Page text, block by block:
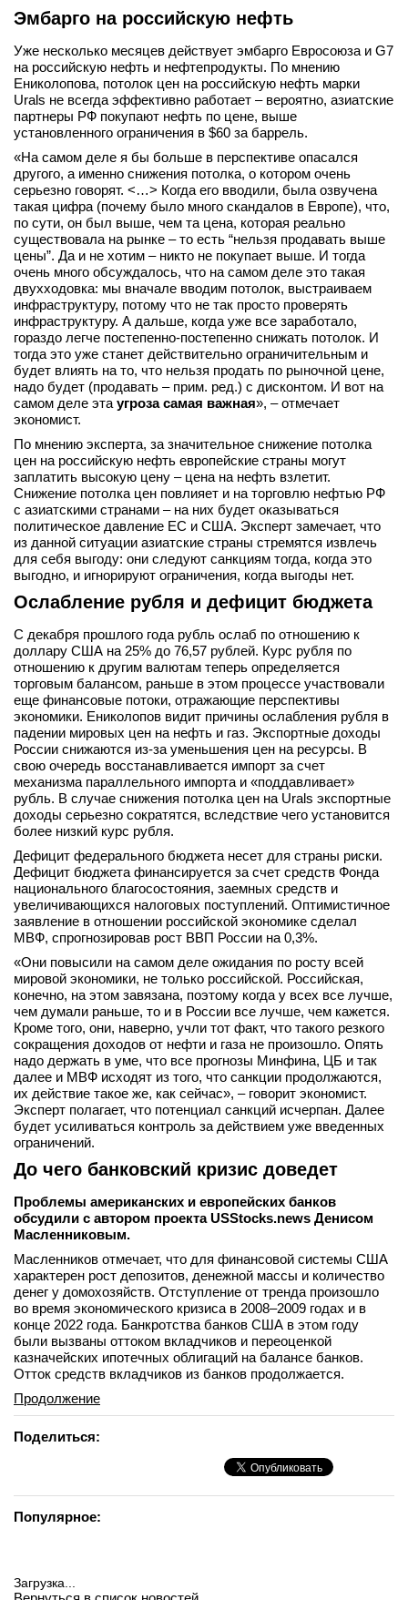
Эмбарго на российскую нефть
Уже несколько месяцев действует эмбарго Евросоюза и G7
на российскую нефть и нефтепродукты. По мнению
Ениколопова, потолок цен на российскую нефть марки
Urals не всегда эффективно работает – вероятно, азиатские
партнеры РФ покупают нефть по цене, выше
установленного ограничения в $60 за баррель.
«На самом деле я бы больше в перспективе опасался
другого, а именно снижения потолка, о котором очень
серьезно говорят. <…> Когда его вводили, была озвучена
такая цифра (почему было много скандалов в Европе), что,
по сути, он был выше, чем та цена, которая реально
существовала на рынке – то есть “нельзя продавать выше
цены”. Да и не хотим – никто не покупает выше. И тогда
очень много обсуждалось, что на самом деле это такая
двухходовка: мы вначале вводим потолок, выстраиваем
инфраструктуру, потому что не так просто проверять
инфраструктуру. А дальше, когда уже все заработало,
гораздо легче постепенно-постепенно снижать потолок. И
тогда это уже станет действительно ограничительным и
будет влиять на то, что нельзя продать по рыночной цене,
надо будет (продавать – прим. ред.) с дисконтом. И вот на
самом деле эта угроза самая важная», – отмечает
экономист.
По мнению эксперта, за значительное снижение потолка
цен на российскую нефть европейские страны могут
заплатить высокую цену – цена на нефть взлетит.
Снижение потолка цен повлияет и на торговлю нефтью РФ
с азиатскими странами – на них будет оказываться
политическое давление ЕС и США. Эксперт замечает, что
из данной ситуации азиатские страны стремятся извлечь
для себя выгоду: они следуют санкциям тогда, когда это
выгодно, и игнорируют ограничения, когда выгоды нет.
Ослабление рубля и дефицит бюджета
С декабря прошлого года рубль ослаб по отношению к
доллару США на 25% до 76,57 рублей. Курс рубля по
отношению к другим валютам теперь определяется
торговым балансом, раньше в этом процессе участвовали
еще финансовые потоки, отражающие перспективы
экономики. Ениколопов видит причины ослабления рубля в
падении мировых цен на нефть и газ. Экспортные доходы
России снижаются из-за уменьшения цен на ресурсы. В
свою очередь восстанавливается импорт за счет
механизма параллельного импорта и «поддавливает»
рубль. В случае снижения потолка цен на Urals экспортные
доходы серьезно сократятся, вследствие чего установится
более низкий курс рубля.
Дефицит федерального бюджета несет для страны риски.
Дефицит бюджета финансируется за счет средств Фонда
национального благосостояния, заемных средств и
увеличивающихся налоговых поступлений. Оптимистичное
заявление в отношении российской экономике сделал
МВФ, спрогнозировав рост ВВП России на 0,3%.
«Они повысили на самом деле ожидания по росту всей
мировой экономики, не только российской. Российская,
конечно, на этом завязана, поэтому когда у всех все лучше,
чем думали раньше, то и в России все лучше, чем кажется.
Кроме того, они, наверно, учли тот факт, что такого резкого
сокращения доходов от нефти и газа не произошло. Опять
надо держать в уме, что все прогнозы Минфина, ЦБ и так
далее и МВФ исходят из того, что санкции продолжаются,
их действие такое же, как сейчас», – говорит экономист.
Эксперт полагает, что потенциал санкций исчерпан. Далее
будет усиливаться контроль за действием уже введенных
ограничений.
До чего банковский кризис доведет
Проблемы американских и европейских банков
обсудили с автором проекта USStocks.news Денисом
Масленниковым.
Масленников отмечает, что для финансовой системы США
характерен рост депозитов, денежной массы и количество
денег у домохозяйств. Отступление от тренда произошло
во время экономического кризиса в 2008–2009 годах и в
конце 2022 года. Банкротства банков США в этом году
были вызваны оттоком вкладчиков и переоценкой
казначейских ипотечных облигаций на балансе банков.
Отток средств вкладчиков из банков продолжается.
Продолжение
Поделиться:
Популярное:
Загрузка...